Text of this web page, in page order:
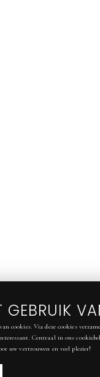
GEBRUIK
cookies. Via deze cookies
Centraal in ons
uw vertrouwen en veel plezier!